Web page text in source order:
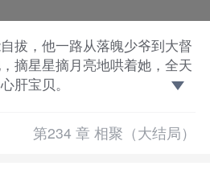
拔，他一路从落魄少爷到大督
摘星星摘月亮地哄着她，全天
肝宝贝。
、骂是爱，不爱我她能打我
第234 章 相聚（大结局）